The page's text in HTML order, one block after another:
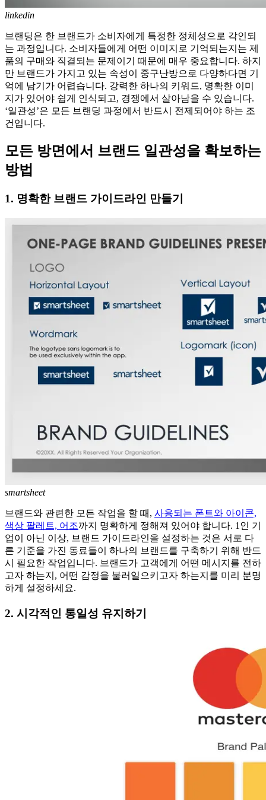
linkedin
브랜딩은 한 브랜드가 소비자에게 특정한 정체성으로 각인되
는 과정입니다. 소비자들에게 어떤 이미지로 기억되는지는 제
품의 구매와 직결되는 문제이기 때문에 매우 중요합니다. 하지
만 브랜드가 가지고 있는 속성이 중구난방으로 다양하다면 기
억에 남기가 어렵습니다. 강력한 하나의 키워드, 명확한 이미
지가 있어야 쉽게 인식되고, 경쟁에서 살아남을 수 있습니다.
‘일관성’은 모든 브랜딩 과정에서 반드시 전제되어야 하는 조
건입니다.
모든 방면에서 브랜드 일관성을 확보하는
방법
1. 명확한 브랜드 가이드라인 만들기
smartsheet
브랜드와 관련한 모든 작업을 할 때, 사용되는 폰트와 아이콘,
색상 팔레트, 어조까지 명확하게 정해져 있어야 합니다. 1인 기
업이 아닌 이상, 브랜드 가이드라인을 설정하는 것은 서로 다
른 기준을 가진 동료들이 하나의 브랜드를 구축하기 위해 반드
시 필요한 작업입니다. 브랜드가 고객에게 어떤 메시지를 전하
고자 하는지, 어떤 감정을 불러일으키고자 하는지를 미리 분명
하게 설정하세요.
2. 시각적인 통일성 유지하기